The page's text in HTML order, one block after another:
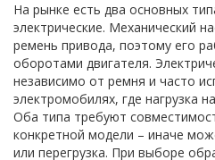
На рынке есть два основных
электрические. Механический
ремень привода, поэтому его
оборотами двигателя.
независимо от ремня и часто
электромобилях, где нагрузка
Оба типа требуют
конкретной модели – иначе
или перегрузка. При выборе